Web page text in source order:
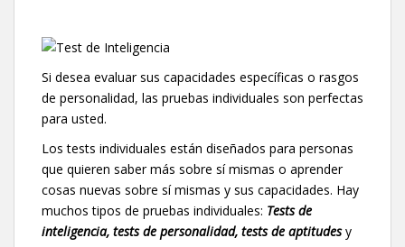
Si desea evaluar sus capacidades específicas o rasgos
de personalidad, las pruebas individuales son perfectas
para usted.
Los tests individuales están diseñados para personas
que quieren saber más sobre sí mismas o aprender
cosas nuevas sobre sí mismas y sus capacidades. Hay
muchos tipos de pruebas individuales: Tests de
inteligencia, tests de personalidad, tests de aptitudesy